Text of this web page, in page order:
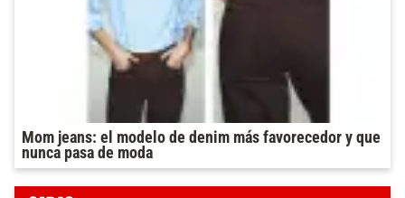
Mom jeans: el modelo de denim más favorecedor y que
nunca pasa de moda